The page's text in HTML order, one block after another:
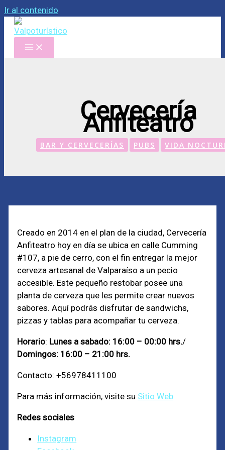
Ir al contenido
Cervecería
Anfiteatro
BAR Y CERVECERÍAS PUBS VIDA
Creado en 2014 en el plan de la ciudad, Cervecería
Anfiteatro hoy en día se ubica en calle Cumming
#107, a pie de cerro, con el fin entregar la mejor
cerveza artesanal de Valparaíso a un pecio
accesible. Este pequeño restobar posee una
planta de cerveza que les permite crear nuevos
sabores. Aquí podrás disfrutar de sandwichs,
pizzas y tablas para acompañar tu cerveza.
Horario: Lunes a sabado: 16:00 – 00:00 hrs./
Domingos: 16:00 – 21:00 hrs.
Contacto: +56978411100
Para más información, visite su Sitio Web
Redes sociales
Instagram